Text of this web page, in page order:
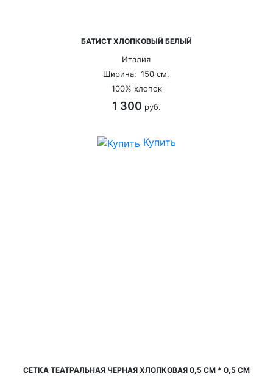
БАТИСТ ХЛОПКОВЫЙ БЕЛЫЙ
Италия
Ширина: 150 см,
100% хлопок
1 300руб.
Купить
СЕТКА ТЕАТРАЛЬНАЯ ЧЕРНАЯ ХЛОПКОВАЯ 0,5 СМ * 0,5 СМ